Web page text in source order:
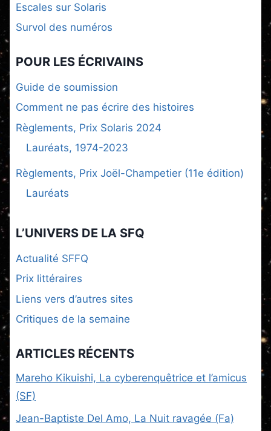
Escales sur Solaris
Survol des numéros
POUR LES ÉCRIVAINS
Guide de soumission
Comment ne pas écrire des histoires
Règlements, Prix Solaris 2024
Lauréats, 1974-2023
Règlements, Prix Joël-Champetier (11e édition)
Lauréats
L’UNIVERS DE LA SFQ
Actualité SFFQ
Prix littéraires
Liens vers d’autres sites
Critiques de la semaine
ARTICLES RÉCENTS
Mareho Kikuishi, La cyberenquêtrice et l’amicus
(SF)
Jean-Baptiste Del Amo, La Nuit ravagée (Fa)